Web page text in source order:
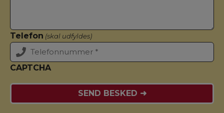
Telefon (skal udfyldes)
CAPTCHA